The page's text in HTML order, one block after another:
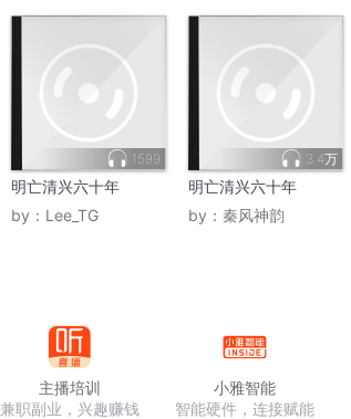
1599
明亡清兴六十年
by： Lee_TG
3.4万
明亡清兴六十年
by： 秦风神韵
主播培训
兼职副业，兴趣赚钱
小雅智能
智能硬件，连接赋能